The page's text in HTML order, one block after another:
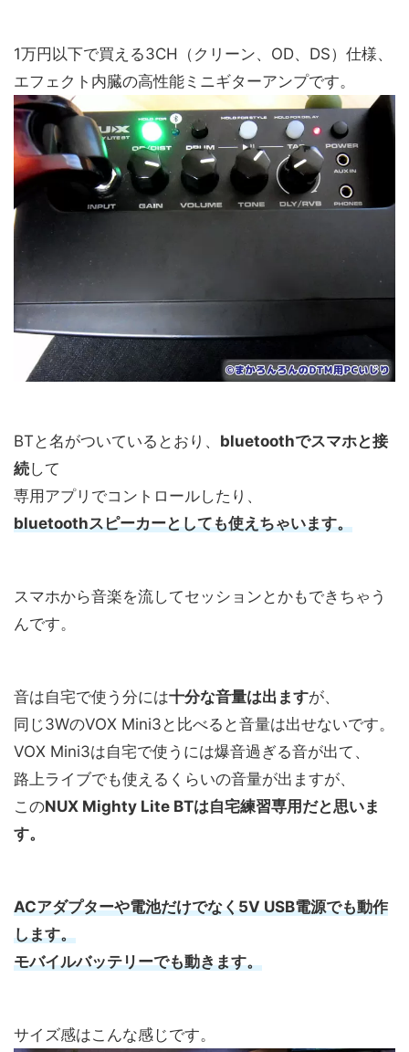
1万円以下で買える3CH（クリーン、OD、DS）仕様、
エフェクト内臓の高性能ミニギターアンプです。
BTと名がついているとおり、 bluetoothでスマホと接
続して
専用アプリでコントロールしたり、
bluetoothスピーカーとしても使えちゃいます。
スマホから音楽を流してセッションとかもできちゃう
んです。
音は自宅で使う分には十分な音量は出ますが、
同じ3WのVOX Mini3と比べると音量は出せないです。
VOX Mini3は自宅で使うには爆音過ぎる音が出て、
路上ライブでも使えるくらいの音量が出ますが、
このNUX Mighty Lite BTは自宅練習専用だと思いま
す。
ACアダプターや電池だけでなく5V USB電源でも動作
します。
モバイルバッテリーでも動きます。
サイズ感はこんな感じです。